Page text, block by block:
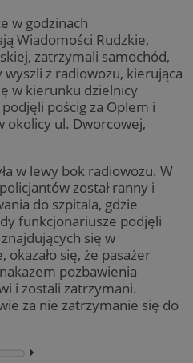
w godzinach
Wiadomości Rudzkie,
zatrzymali samochód,
z radiowozu, kierująca
w kierunku dzielnicy
pościg za Oplem i
okolicy ul. Dworcowej,
w lewy bok radiowozu. W
został ranny i
do szpitala, gdzie
funkcjonariusze podjęli
się w
się, że pasażer
pozbawienia
i zostali zatrzymani.
za nie zatrzymanie się do
⏵︎